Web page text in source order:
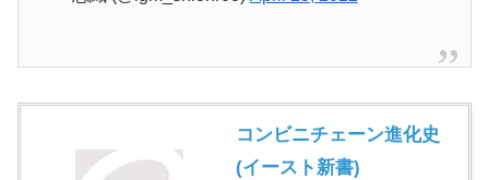
コンビニチェーン進化史
(イースト新書)